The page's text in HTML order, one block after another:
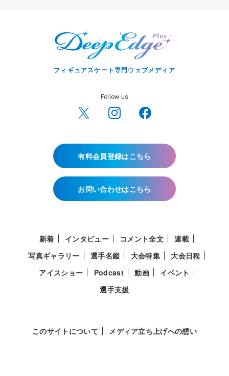
フィギュアスケート専門ウェブメディア
Follow us
有料会員登録はこちら
お問い合わせはこちら
新着 インタビュー コメント全文
連載
写真ギャラリー
選手名鑑 大会特集
大会日程
アイスショー
Podcast 動画
イベント
選手支援
このサイトについて メディア立ち上げへの想い